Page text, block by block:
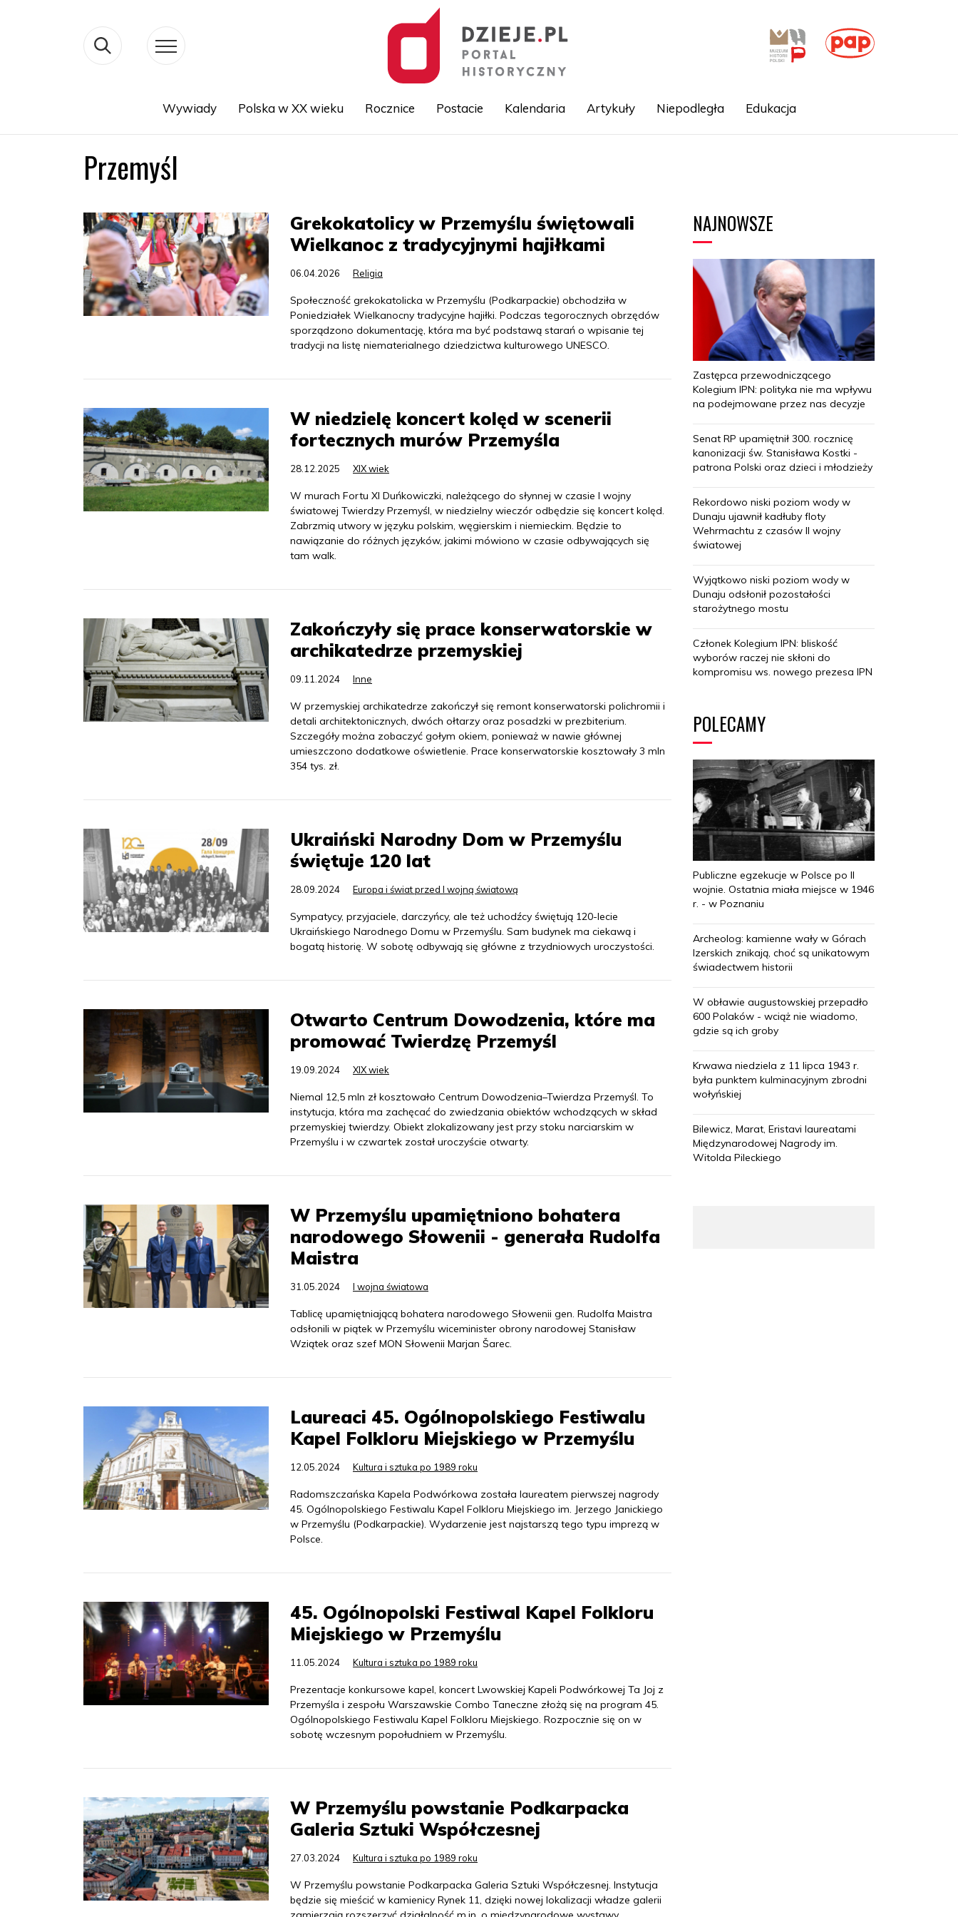
Wywiady Polska w XX wieku Rocznice Postacie Kalendaria Artykuły Niepodległa Edukacja
Przemyśl
Grekokatolicy w Przemyślu świętowali
Wielkanoc z tradycyjnymi hajiłkami
06.04.2026 Religia
Społeczność grekokatolicka w Przemyślu (Podkarpackie) obchodziła w
Poniedziałek Wielkanocny tradycyjne hajiłki. Podczas tegorocznych obrzędów
sporządzono dokumentację, która ma być podstawą starań o wpisanie tej
tradycji na listę niematerialnego dziedzictwa kulturowego UNESCO.
W niedzielę koncert kolęd w scenerii
fortecznych murów Przemyśla
28.12.2025 XIX wiek
W murach Fortu XI Duńkowiczki, należącego do słynnej w czasie I wojny
światowej Twierdzy Przemyśl, w niedzielny wieczór odbędzie się koncert kolęd.
Zabrzmią utwory w języku polskim, węgierskim i niemieckim. Będzie to
nawiązanie do różnych języków, jakimi mówiono w czasie odbywających się
tam walk.
Zakończyły się prace konserwatorskie w
archikatedrze przemyskiej
09.11.2024 Inne
W przemyskiej archikatedrze zakończył się remont konserwatorski polichromii i
detali architektonicznych, dwóch ołtarzy oraz posadzki w prezbiterium.
Szczegóły można zobaczyć gołym okiem, ponieważ w nawie głównej
umieszczono dodatkowe oświetlenie. Prace konserwatorskie kosztowały 3 mln
354 tys. zł.
Ukraiński Narodny Dom w Przemyślu
świętuje 120 lat
28.09.2024 Europa i świat przed I wojną światową
Sympatycy, przyjaciele, darczyńcy, ale też uchodźcy świętują 120-lecie
Ukraińskiego Narodnego Domu w Przemyślu. Sam budynek ma ciekawą i
bogatą historię. W sobotę odbywają się główne z trzydniowych uroczystości.
Otwarto Centrum Dowodzenia, które ma
promować Twierdzę Przemyśl
19.09.2024 XIX wiek
Niemal 12,5 mln zł kosztowało Centrum Dowodzenia–Twierdza Przemyśl. To
instytucja, która ma zachęcać do zwiedzania obiektów wchodzących w skład
przemyskiej twierdzy. Obiekt zlokalizowany jest przy stoku narciarskim w
Przemyślu i w czwartek został uroczyście otwarty.
W Przemyślu upamiętniono bohatera
narodowego Słowenii - generała Rudolfa
Maistra
31.05.2024 I wojna światowa
Tablicę upamiętniającą bohatera narodowego Słowenii gen. Rudolfa Maistra
odsłonili w piątek w Przemyślu wiceminister obrony narodowej Stanisław
Wziątek oraz szef MON Słowenii Marjan Šarec.
Laureaci 45. Ogólnopolskiego Festiwalu
Kapel Folkloru Miejskiego w Przemyślu
12.05.2024 Kultura i sztuka po 1989 roku
Radomszczańska Kapela Podwórkowa została laureatem pierwszej nagrody
45. Ogólnopolskiego Festiwalu Kapel Folkloru Miejskiego im. Jerzego Janickiego
w Przemyślu (Podkarpackie). Wydarzenie jest najstarszą tego typu imprezą w
Polsce.
45. Ogólnopolski Festiwal Kapel Folkloru
Miejskiego w Przemyślu
11.05.2024 Kultura i sztuka po 1989 roku
Prezentacje konkursowe kapel, koncert Lwowskiej Kapeli Podwórkowej Ta Joj z
Przemyśla i zespołu Warszawskie Combo Taneczne złożą się na program 45.
Ogólnopolskiego Festiwalu Kapel Folkloru Miejskiego. Rozpocznie się on w
sobotę wczesnym popołudniem w Przemyślu.
W Przemyślu powstanie Podkarpacka
Galeria Sztuki Współczesnej
27.03.2024 Kultura i sztuka po 1989 roku
W Przemyślu powstanie Podkarpacka Galeria Sztuki Współczesnej. Instytucja
będzie się mieścić w kamienicy Rynek 11, dzięki nowej lokalizacji władze galerii
NAJNOWSZE
Zastępca przewodniczącego
Kolegium IPN: polityka nie ma wpływu
na podejmowane przez nas decyzje
Senat RP upamiętnił 300. rocznicę
kanonizacji św. Stanisława Kostki -
patrona Polski oraz dzieci i młodzieży
Rekordowo niski poziom wody w
Dunaju ujawnił kadłuby floty
Wehrmachtu z czasów II wojny
światowej
Wyjątkowo niski poziom wody w
Dunaju odsłonił pozostałości
starożytnego mostu
Członek Kolegium IPN: bliskość
wyborów raczej nie skłoni do
kompromisu ws. nowego prezesa IPN
POLECAMY
Publiczne egzekucje w Polsce po II
wojnie. Ostatnia miała miejsce w 1946
r. - w Poznaniu
Archeolog: kamienne wały w Górach
Izerskich znikają, choć są unikatowym
świadectwem historii
W obławie augustowskiej przepadło
600 Polaków - wciąż nie wiadomo,
gdzie są ich groby
Krwawa niedziela z 11 lipca 1943 r.
była punktem kulminacyjnym zbrodni
wołyńskiej
Bilewicz, Marat, Eristavi laureatami
Międzynarodowej Nagrody im.
Witolda Pileckiego